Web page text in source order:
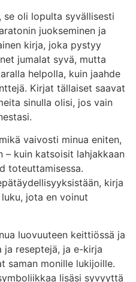
se oli lopulta syvällisesti
juokseminen ja
kirja, joka pystyy
jumalat syvä, mutta
helpolla, kuin jaahde
Kirjat tällaiset saavat
sinulla olisi, jos vain
vaivosti minua eniten,
– kuin katsoisit lahjakkaan
toteuttamisessa.
kirja
jota en voinut
luovuuteen keittiössä ja
ja reseptejä, ja e-kirja
saman monille lukijoille.
lisäsi syvyyttä